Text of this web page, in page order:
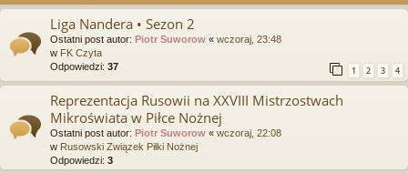
Liga Nandera • Sezon 2
Ostatni post autor: Piotr Suworow « wczoraj, 23:48
w FK Czyta
Odpowiedzi: 37 1 2 3 4
Reprezentacja Rusowii na XXVIII Mistrzostwach
Mikroświata w Piłce Nożnej
Ostatni post autor: Piotr Suworow « wczoraj, 22:08
w Rusowski Związek Piłki Nożnej
Odpowiedzi: 3